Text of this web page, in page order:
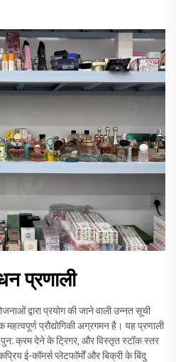
प्रणाली
द्वारा प्रयोग की जाने वाली उन्नत सूची
प्रौद्योगिकी अग्रगमन है। यह प्रणाली
पुन: क्रम देने के ट्रिगर, और विस्तृत स्टॉक स्तर
ई-कॉमर्स प्लेटफॉर्मों और बिक्री के बिंदु